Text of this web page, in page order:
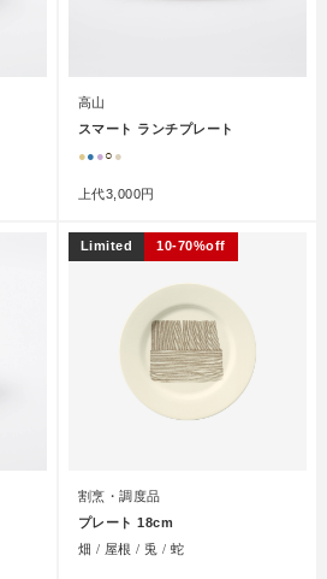
高山
スマート ランチプレート
●● ●○ ●
上代3,000円
割烹・調度品
プレート 18cm
畑 / 屋根 / 兎 / 蛇
Limited 10-70%off